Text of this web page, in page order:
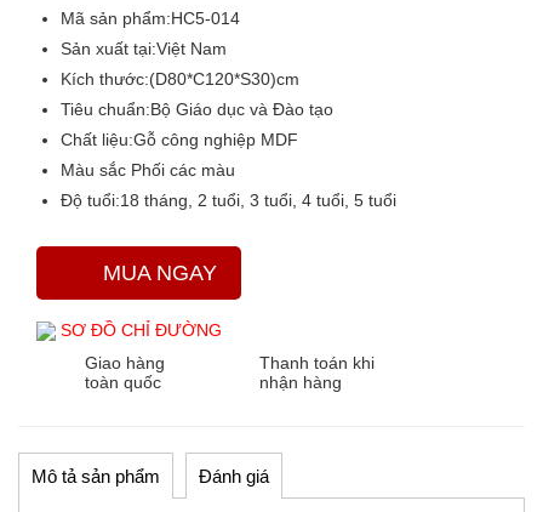
Mã sản phẩm:HC5-014
Sản xuất tại:Việt Nam
Kích thước:(D80*C120*S30)cm
Tiêu chuẩn:Bộ Giáo dục và Đào tạo
Chất liệu:Gỗ công nghiệp MDF
Màu sắc Phối các màu
Độ tuổi:18 tháng, 2 tuổi, 3 tuổi, 4 tuổi, 5 tuổi
MUA NGAY
SƠ ĐỒ CHỈ ĐƯỜNG
Giao hàng
toàn quốc
Thanh toán khi
nhận hàng
Mô tả sản phẩm Đánh giá